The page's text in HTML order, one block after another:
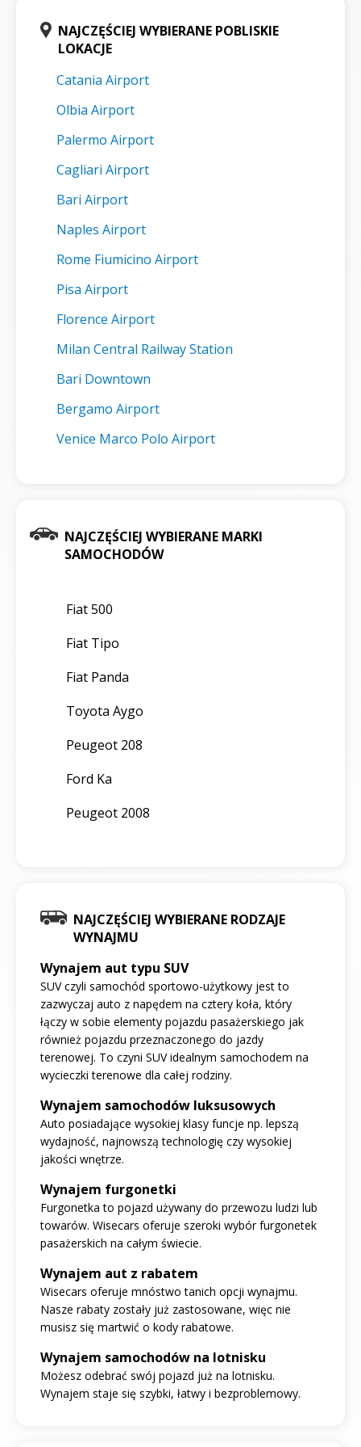
NAJCZĘŚCIEJ WYBIERANE POBLISKIE
LOKACJE
Catania Airport
Olbia Airport
Palermo Airport
Cagliari Airport
Bari Airport
Naples Airport
Rome Fiumicino Airport
Pisa Airport
Florence Airport
Milan Central Railway Station
Bari Downtown
Bergamo Airport
Venice Marco Polo Airport
NAJCZĘŚCIEJ WYBIERANE MARKI
SAMOCHODÓW
Fiat 500
Fiat Tipo
Fiat Panda
Toyota Aygo
Peugeot 208
Ford Ka
Peugeot 2008
NAJCZĘŚCIEJ WYBIERANE RODZAJE
WYNAJMU
Wynajem aut typu SUV
SUV czyli samochód sportowo-użytkowy jest to
zazwyczaj auto z napędem na cztery koła, który
łączy w sobie elementy pojazdu pasażerskiego jak
również pojazdu przeznaczonego do jazdy
terenowej. To czyni SUV idealnym samochodem na
wycieczki terenowe dla całej rodziny.
Wynajem samochodów luksusowych
Auto posiadające wysokiej klasy funcje np. lepszą
wydajność, najnowszą technologię czy wysokiej
jakości wnętrze.
Wynajem furgonetki
Furgonetka to pojazd używany do przewozu ludzi lub
towarów. Wisecars oferuje szeroki wybór furgonetek
pasażerskich na całym świecie.
Wynajem aut z rabatem
Wisecars oferuje mnóstwo tanich opcji wynajmu.
Nasze rabaty zostały już zastosowane, więc nie
musisz się martwić o kody rabatowe.
Wynajem samochodów na lotnisku
Możesz odebrać swój pojazd już na lotnisku.
Wynajem staje się szybki, łatwy i bezproblemowy.